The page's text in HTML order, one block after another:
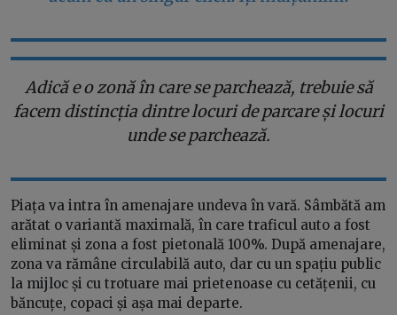
Adică e o zonă în care se parchează, trebuie să
facem distincția dintre locuri de parcare și locuri
unde se parchează.
Piața va intra în amenajare undeva în vară. Sâmbătă am
arătat o variantă maximală, în care traficul auto a fost
eliminat și zona a fost pietonală 100%. După amenajare,
zona va rămâne circulabilă auto, dar cu un spațiu public
la mijloc și cu trotuare mai prietenoase cu cetățenii, cu
băncuțe, copaci și așa mai departe.